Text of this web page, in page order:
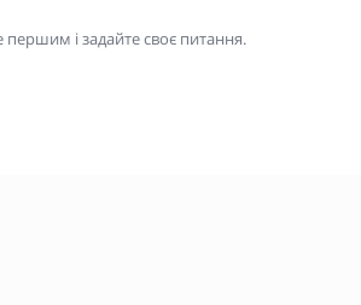
і задайте своє питання.